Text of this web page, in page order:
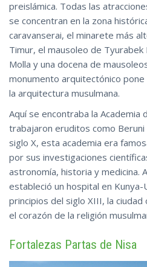
preislámica. Todas las
se concentran en la zona
caravanserai, el minarete más
Timur, el mausoleo de
Molla y una docena de
monumento arquitectónico
la arquitectura musulmana.
Aquí se encontraba la Academia
trabajaron eruditos como Beruni
siglo X, esta academia era
por sus investigaciones
astronomía, historia y medicina.
estableció un hospital en Kunya-
principios del siglo XIII, la
el corazón de la religión
Fortalezas Partas de Nisa